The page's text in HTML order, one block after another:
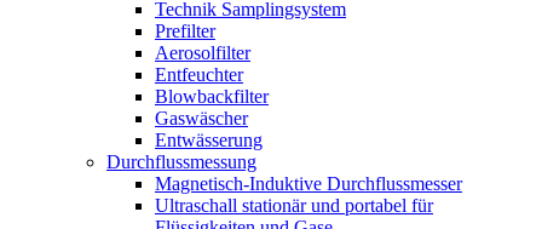
Technik Samplingsystem
Prefilter
Aerosolfilter
Entfeuchter
Blowbackfilter
Gaswäscher
Entwässerung
Durchflussmessung
Magnetisch-Induktive Durchflussmesser
Ultraschall stationär und portabel für